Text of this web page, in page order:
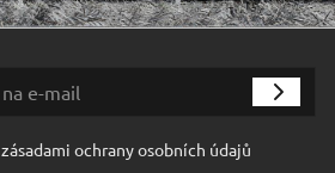
zásadami ochrany osobních údajů